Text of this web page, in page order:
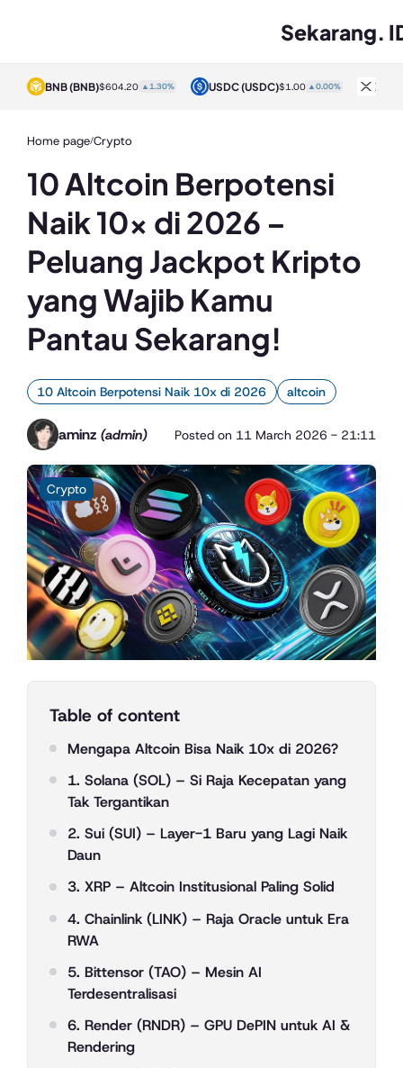
Sekarang.
BNB(BNB)$604.20 ▲1.30% USDC(USDC)$1.00 ▲0.00% XRP
Home page/Crypto
10 Altcoin Berpotensi
Naik 10x di 2026 –
Peluang Jackpot Kripto
yang Wajib Kamu
Pantau Sekarang!
10 Altcoin Berpotensi Naik 10x di 2026 altcoin
aminz (admin) Posted on 11 March 2026 - 21:11
Crypto
Table of content
Mengapa Altcoin Bisa Naik 10x di 2026?
1. Solana (SOL) – Si Raja Kecepatan yang
Tak Tergantikan
2. Sui (SUI) – Layer-1 Baru yang Lagi Naik
Daun
3. XRP – Altcoin Institusional Paling Solid
4. Chainlink (LINK) – Raja Oracle untuk Era
RWA
5. Bittensor (TAO) – Mesin AI
Terdesentralisasi
6. Render (RNDR) – GPU DePIN untuk AI &
Rendering